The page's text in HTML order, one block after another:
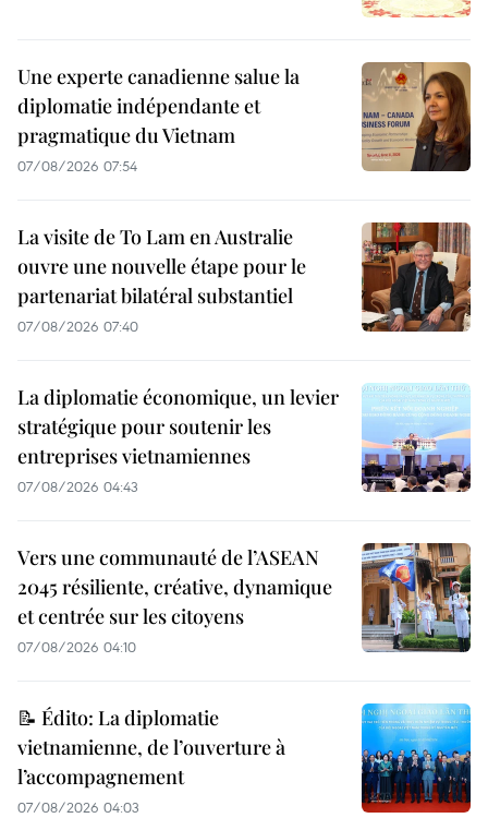
Une experte canadienne salue la
diplomatie indépendante et
pragmatique du Vietnam
07/08/2026 07:54
La visite de To Lam en Australie
ouvre une nouvelle étape pour le
partenariat bilatéral substantiel
07/08/2026 07:40
La diplomatie économique, un levier
stratégique pour soutenir les
entreprises vietnamiennes
07/08/2026 04:43
Vers une communauté de l’ASEAN
2045 résiliente, créative, dynamique
et centrée sur les citoyens
07/08/2026 04:10
📝 Édito: La diplomatie
vietnamienne, de l’ouverture à
l’accompagnement
07/08/2026 04:03